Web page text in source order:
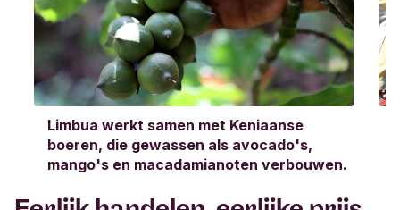
Limbua werkt samen met Keniaanse
boeren, die gewassen als avocado's,
mango's en macadamianoten verbouwen.